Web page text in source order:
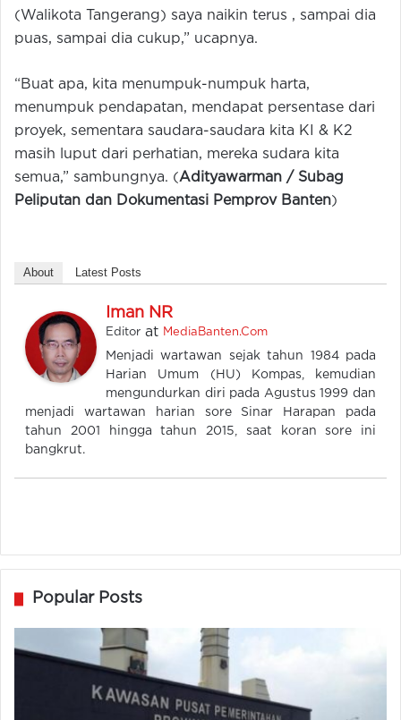
(Walikota Tangerang) saya naikin terus , sampai dia
puas, sampai dia cukup,” ucapnya.
“Buat apa, kita menumpuk-numpuk harta,
menumpuk pendapatan, mendapat persentase dari
proyek, sementara saudara-saudara kita KI & K2
masih luput dari perhatian, mereka sudara kita
semua,” sambungnya. (Adityawarman / Subag
Peliputan dan Dokumentasi Pemprov Banten)
About Latest Posts
Iman NR
Editor at MediaBanten.Com
Menjadi wartawan sejak tahun 1984 pada
Harian Umum (HU) Kompas, kemudian
mengundurkan diri pada Agustus 1999 dan
menjadi wartawan harian sore Sinar Harapan pada
tahun 2001 hingga tahun 2015, saat koran sore ini
bangkrut.
Popular Posts